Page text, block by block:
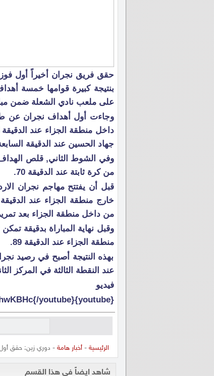
حقق فريق نجران أخيراً أول
بنتيجة كبيرة قوامها خمسة
على ملعب نادي الشعلة ضمن
وجاءت أول أهداف نجران عن
داخل منطقة الجزاء عند
جهاد الحسين عند الدقيقة
وفي الشوط الثاني, قلص
من كرة ثابتة عند الدقيقة 70.
قبل أن يفتتح مهاجم نجران
من داخل منطقة الجزاء بعد
وقبل نهاية المباراة بدقيقة
منطقة الجزاء عند الدقيقة 89.
بهذه النتيجة أصبح في رصيد
عند النقطة الثالثة في المركز
فيديو
{youtube}rLmHuhwKBHc{/youtube}
الرئيسية -أخبار هامة - دوري زين: حقق
شاهد ايضاً في هذا القسم